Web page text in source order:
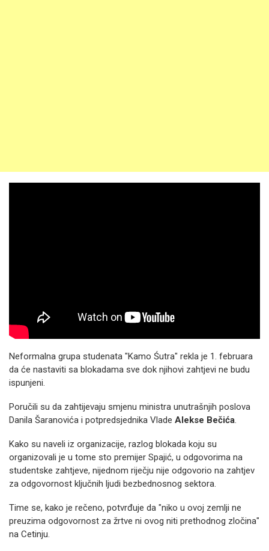
Neformalna grupa studenata "Kamo Śutra" rekla je 1. februara
da će nastaviti sa blokadama sve dok njihovi zahtjevi ne budu
ispunjeni.
Poručili su da zahtijevaju smjenu ministra unutrašnjih poslova
Danila Šaranovića i potpredsjednika Vlade Alekse Bečića.
Kako su naveli iz organizacije, razlog blokada koju su
organizovali je u tome sto premijer Spajić, u odgovorima na
studentske zahtjeve, nijednom riječju nije odgovorio na zahtjev
za odgovornost ključnih ljudi bezbednosnog sektora.
Time se, kako je rečeno, potvrđuje da "niko u ovoj zemlji ne
preuzima odgovornost za žrtve ni ovog niti prethodnog zločina"
na Cetinju.